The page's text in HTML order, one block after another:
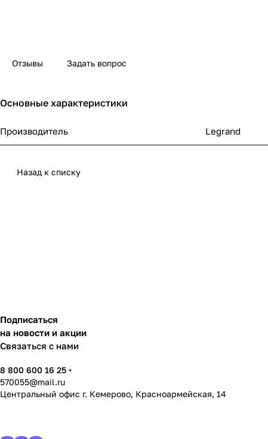
Отзывы Задать вопрос
Основные характеристики
Производитель Legrand
Назад к списку
Подписаться
на новости и акции
Связаться с нами
8 800 600 16 25
570055@mail.ru
Центральный офис г. Кемерово, Красноармейская, 14